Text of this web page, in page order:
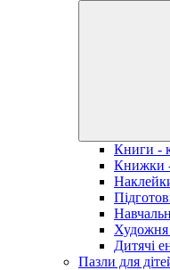
Книги -
Книжки
Художня
Дитячі
Пазли для